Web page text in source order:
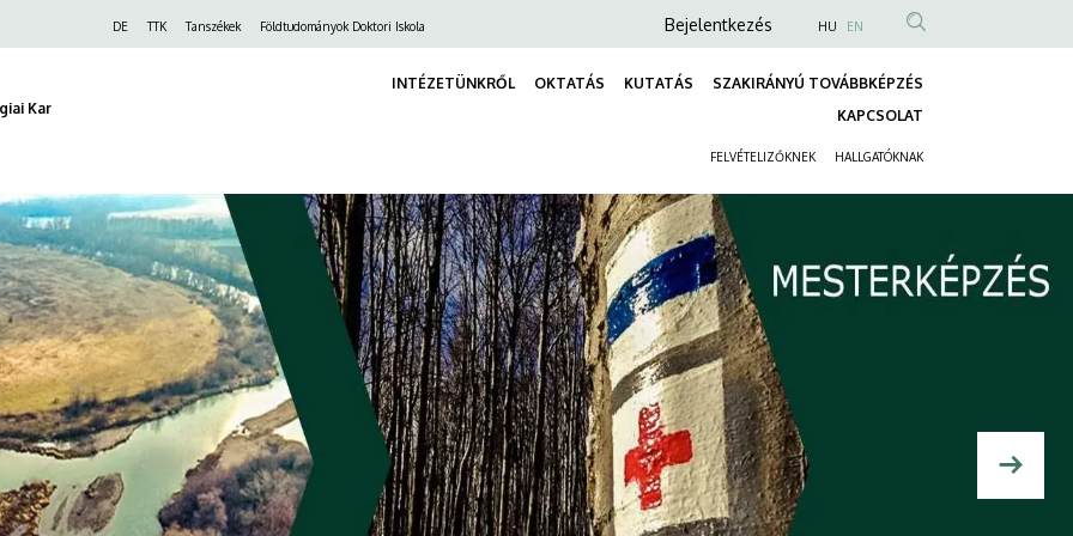
FelsőDE TTK Tanszékek Földtudományok Doktori Iskola
Anonim
fiók
Bejelentkezés HU EN
Kar
INTÉZETÜNKRŐL OKTATÁS KUTATÁS
SZAKIRÁNYÚ TOVÁBBKÉPZÉS
KAPCSOLAT
FELVÉTELIZŐKNEK HALLGATÓKNAK